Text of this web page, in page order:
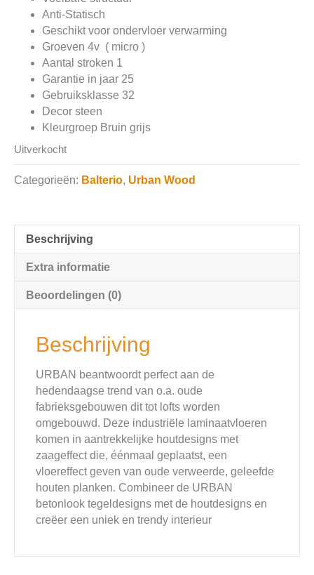
Anti-Statisch
Geschikt voor ondervloer verwarming
Groeven 4v ( micro )
Aantal stroken 1
Garantie in jaar 25
Gebruiksklasse 32
Decor steen
Kleurgroep Bruin grijs
Uitverkocht
Categorieën: Balterio, Urban Wood
Beschrijving
Extra informatie
Beoordelingen (0)
Beschrijving
URBAN beantwoordt perfect aan de
hedendaagse trend van o.a. oude
fabrieksgebouwen dit tot lofts worden
omgebouwd. Deze industriële laminaatvloeren
komen in aantrekkelijke houtdesigns met
zaageffect die, éénmaal geplaatst, een
vloereffect geven van oude verweerde, geleefde
houten planken. Combineer de URBAN
betonlook tegeldesigns met de houtdesigns en
creëer een uniek en trendy interieur